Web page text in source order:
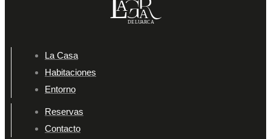
La Casa
Habitaciones
Entorno
Reservas
Contacto